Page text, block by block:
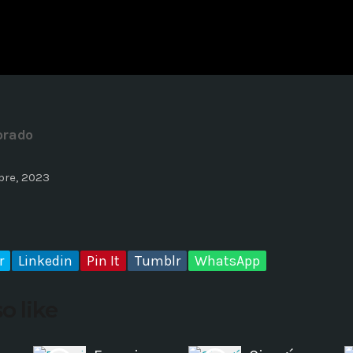
Time
2023
Linkedin Pin It Tumblr WhatsApp